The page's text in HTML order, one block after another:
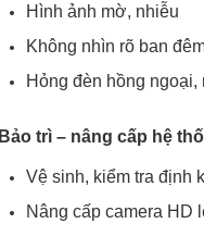
Hình ảnh mờ, nhiễu
Không nhìn rõ ban
Hỏng đèn hồng ngoại,
Bảo trì – nâng cấp hệ
Vệ sinh, kiểm tra định
Nâng cấp camera HD